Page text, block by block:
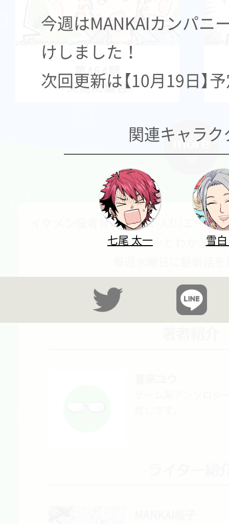
今週はMANKAIカンパニ
けしました！
次回更新は【10月19日】
関連キャラク
七尾 太一 雪
2026.07.22
第464話
『天馬に集合』
イケメン役者育成ゲーム『A3!（エース
本がサクッとわかる解